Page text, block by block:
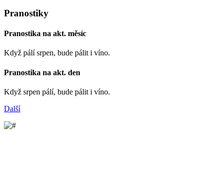
Pranostiky
Pranostika na akt. měsíc
Když pálí srpen, bude pálit i víno.
Pranostika na akt. den
Když srpen pálí, bude pálit i víno.
Další